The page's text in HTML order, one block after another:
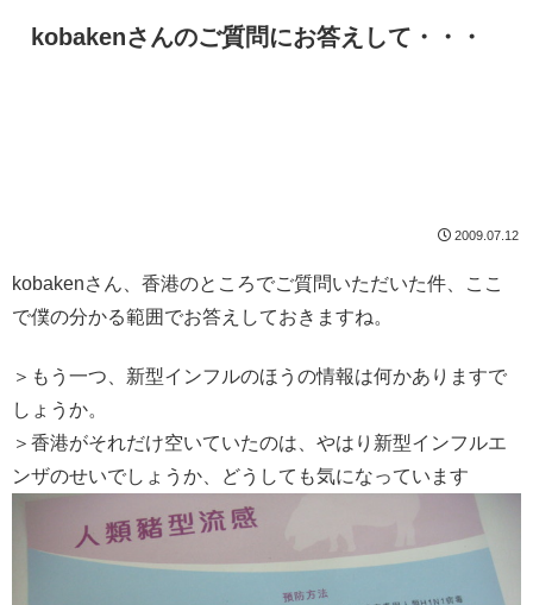
kobakenさんのご質問にお答えして・・・
2009.07.12
kobakenさん、香港のところでご質問いただいた件、ここ
で僕の分かる範囲でお答えしておきますね。
＞もう一つ、新型インフルのほうの情報は何かありますで
しょうか。
＞香港がそれだけ空いていたのは、やはり新型インフルエ
ンザのせいでしょうか、どうしても気になっています